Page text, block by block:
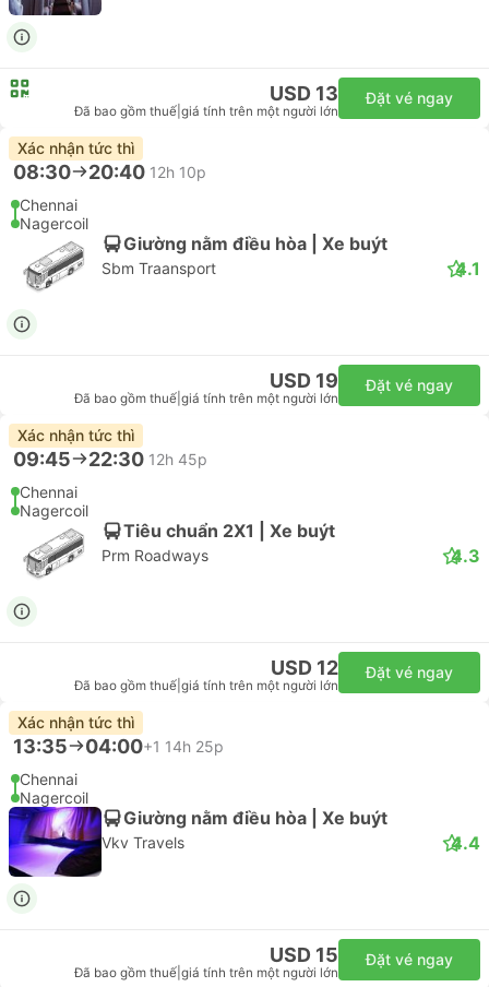
USD 13
Đã bao gồm thuế giá tính trên một người lớn
Đặt vé ngay
Xác nhận tức thì
08:30 20:40 12h 10p
Chennai
Nagercoil
Giường nằm điều hòa | Xe buýt
Sbm Traansport 4.1
USD 19
Đã bao gồm thuế giá tính trên một người lớn
Đặt vé ngay
Xác nhận tức thì
09:45 22:30 12h 45p
Chennai
Nagercoil
Tiêu chuẩn 2X1 | Xe buýt
Prm Roadways 4.3
USD 12
Đã bao gồm thuế giá tính trên một người lớn
Đặt vé ngay
Xác nhận tức thì
13:35 04:00+1 14h 25p
Chennai
Nagercoil
Giường nằm điều hòa | Xe buýt
Vkv Travels 4.4
USD 15
Đã bao gồm thuế giá tính trên một người lớn
Đặt vé ngay